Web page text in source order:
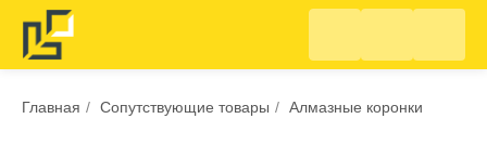
Главная / Сопутствующие товары / Алмазные коронки